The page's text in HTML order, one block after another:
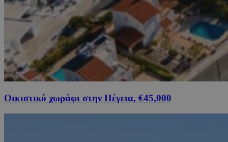
Οικιστικό χωράφι στην Πέγεια, €45,000